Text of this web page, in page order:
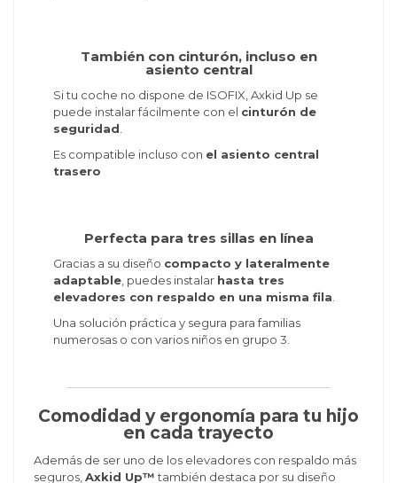
También con cinturón, incluso en
asiento central
Si tu coche no dispone de ISOFIX, Axkid Up se
puede instalar fácilmente con el cinturón de
seguridad
Es compatible incluso con el asiento central
trasero
Perfecta para tres sillas en línea
Gracias a su diseño compacto y lateralmente
adaptable, puedes instalar hasta tres
elevadores con respaldo en una misma fila
Una solución práctica y segura para familias
numerosas o con varios niños en grupo 3.
Comodidad y ergonomía para tu hijo
en cada trayecto
Además de ser uno de los elevadores con respaldo más
seguros,Axkid Up™también destaca por su diseño